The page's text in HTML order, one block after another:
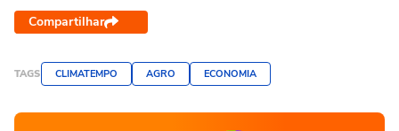
Compartilhar
TAGS CLIMATEMPO AGRO ECONOMIA